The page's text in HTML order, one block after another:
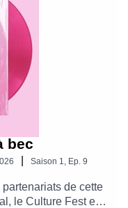
bec
Saison 1 Ep. 9
de cette
le Culture Fest et